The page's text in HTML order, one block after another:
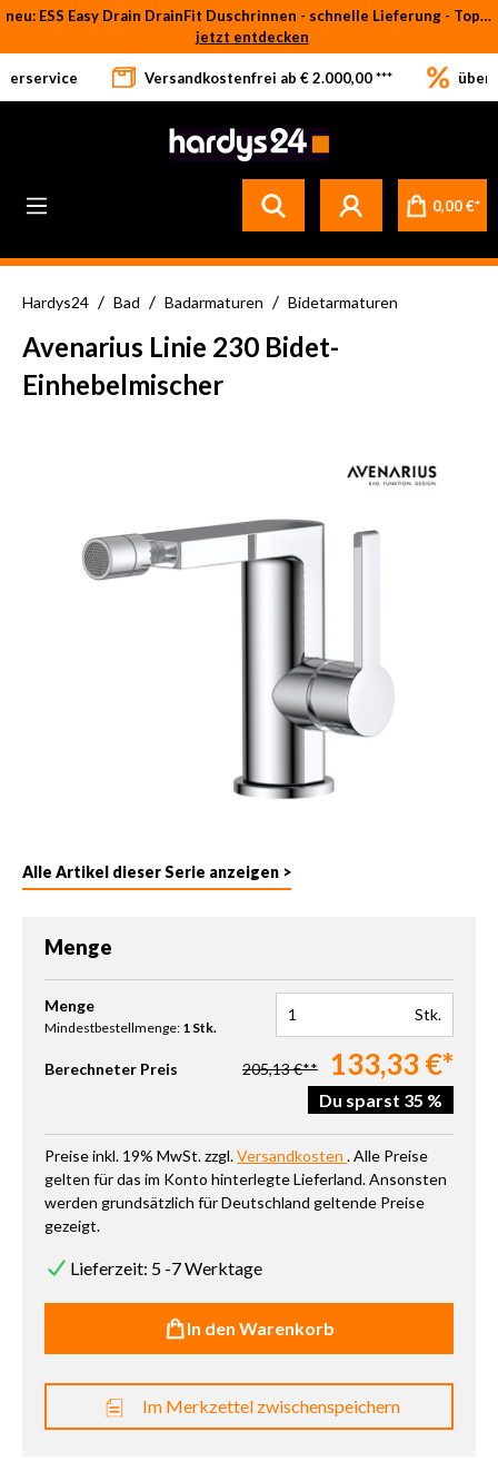
Zum Hauptinhalt springen
neu: ESS Easy Drain DrainFit Duschrinnen - schnelle Lieferung - Top-Preise
jetzt entdecken
Betrifft ausschließlich bei Bestellware-Fliesen: aufgrund der Werksferien in Italien und Spanien kommt es zu Verzögerungen bei der Verladung. Sämtliche Lagerware (sofort verfügbar) sowie alle anderen Produktgruppen versenden wir weiterhin regulär
Versandkostenfrei ab € 2.000,00 *** über
0,00 €*
Hardys24 / Bad / Badarmaturen / Bidetarmaturen
Avenarius Linie 230 Bidet-
Einhebelmischer
Alle Artikel dieser Serie anzeigen >
Menge
Produkt Anzahl: Gib den gewünschten Wert ein oder benutze
Menge
Mindestbestellmenge: 1 Stk.
Stk.
Berechneter Preis 205,13 €** 133,33 €*
Du sparst 35 %
Preise inkl. 19% MwSt. zzgl.Versandkosten . Alle Preise
gelten für das im Konto hinterlegte Lieferland. Ansonsten
werden grundsätzlich für Deutschland geltende Preise
gezeigt.
Lieferzeit: 5 -7 Werktage
In den Warenkorb
Im Merkzettel zwischenspeichern